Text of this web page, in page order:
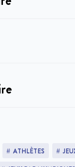
ATHLÈTES